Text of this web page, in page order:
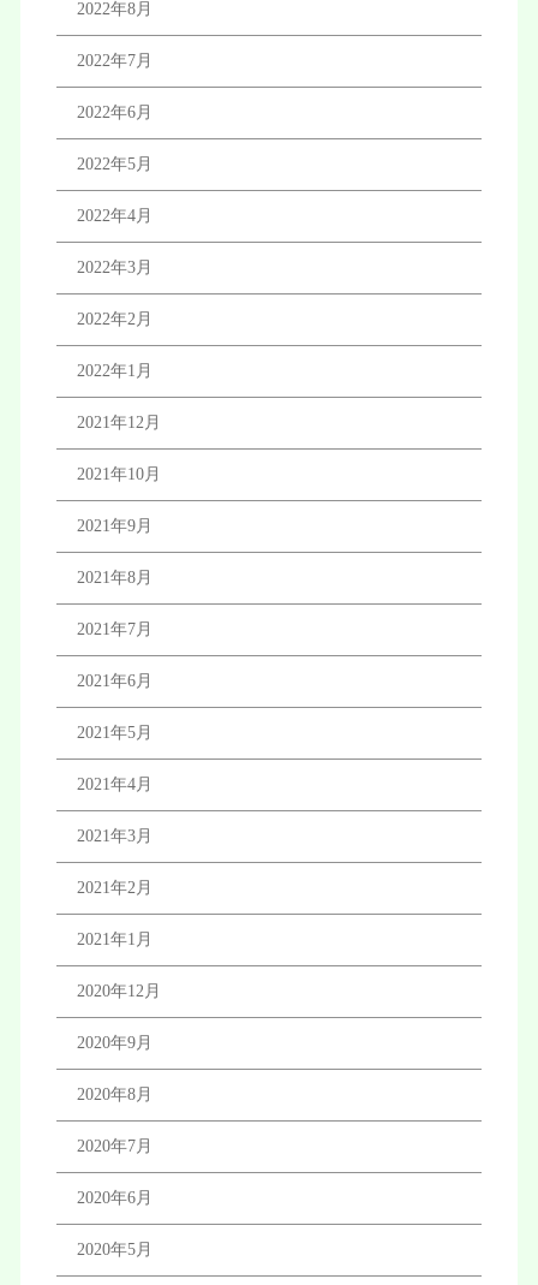
2022年8月
2022年7月
2022年6月
2022年5月
2022年4月
2022年3月
2022年2月
2022年1月
2021年12月
2021年10月
2021年9月
2021年8月
2021年7月
2021年6月
2021年5月
2021年4月
2021年3月
2021年2月
2021年1月
2020年12月
2020年9月
2020年8月
2020年7月
2020年6月
2020年5月